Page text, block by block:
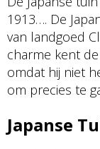
1913…. De
van landgoed
charme kent
omdat hij niet
om precies te
Japanse